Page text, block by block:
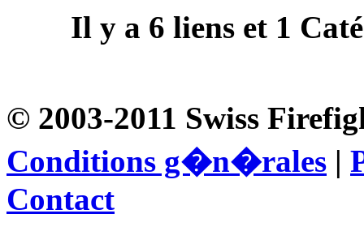
Il y a 6 liens et 1
© 2003-2011 Swiss
Conditions g�n�rales |
Contact